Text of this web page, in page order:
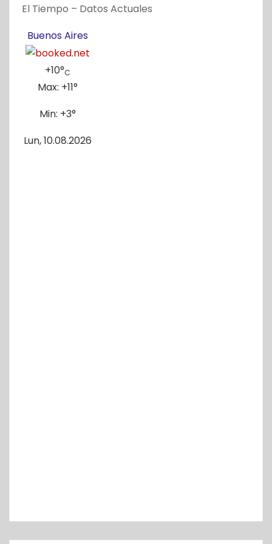
El Tiempo – Datos Actuales
Buenos Aires
+10°C
Max: +11°
Min: +3°
Lun, 10.08.2026